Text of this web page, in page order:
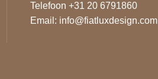
Telefoon +31 20 6791860
Email: info@fiatluxdesign.com